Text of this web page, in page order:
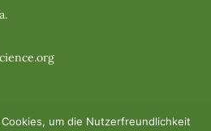
um die Nutzerfreundlichkeit